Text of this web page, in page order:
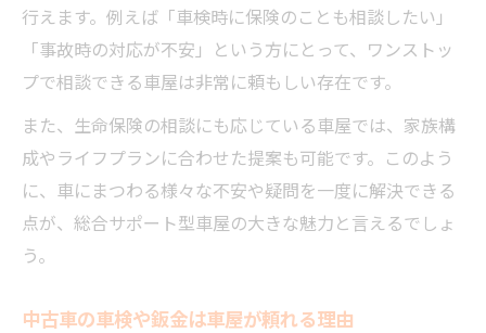
行えます。例えば「車検時に保険のことも相談したい」
「事故時の対応が不安」という方にとって、ワンストッ
プで相談できる車屋は非常に頼もしい存在です。
また、生命保険の相談にも応じている車屋では、家族構
成やライフプランに合わせた提案も可能です。このよう
に、車にまつわる様々な不安や疑問を一度に解決できる
点が、総合サポート型車屋の大きな魅力と言えるでしょ
う。
中古車の車検や鈑金は車屋が頼れる理由